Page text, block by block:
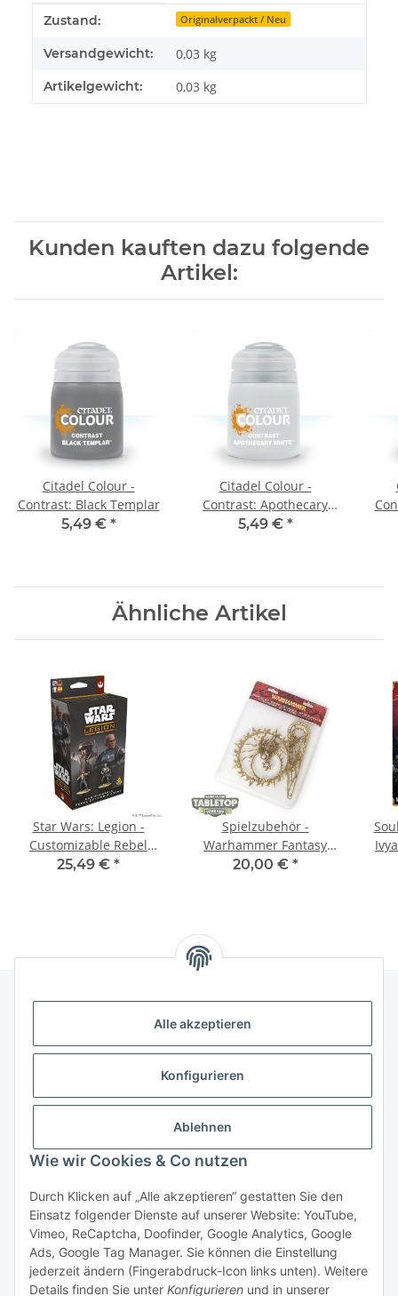
Alle akzeptieren
Konfigurieren
Ablehnen
Wie wir Cookies & Co nutzen
Durch Klicken auf „Alle akzeptieren“ gestatten Sie den
Einsatz folgender Dienste auf unserer Website: YouTube,
Vimeo, ReCaptcha, Doofinder, Google Analytics, Google
Ads, Google Tag Manager. Sie können die Einstellung
jederzeit ändern (Fingerabdruck-Icon links unten). Weitere
Details finden Sie unter Konfigurieren und in unserer
Produkteigenschaft
Wert
Zustand: Originalverpackt / Neu
Versandgewicht: 0,03 kg
Artikelgewicht: 0,03 kg
Kunden kauften dazu folgende
Artikel:
Citadel Colour -
Contrast: Black Templar
5,49 € *
Citadel Colour -
Contrast: Apothecary
White
5,49 € *
Ähnliche Artikel
Star Wars: Legion -
Customizable Rebel
Officer & Agent -
25,49 € *
Spielzubehör -
Warhammer Fantasy
Template Set -
20,00 € *
Bestellung wiederrufen